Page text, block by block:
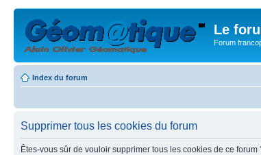
Le
Forum
Index du forum
Supprimer tous les cookies du forum
Êtes-vous sûr de vouloir supprimer tous les cookies de ce forum